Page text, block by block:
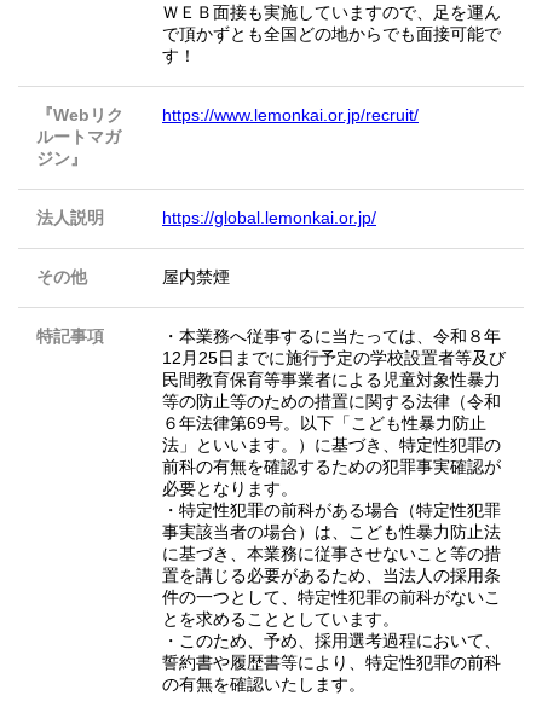
ＷＥＢ面接も実施していますので、足を運ん
で頂かずとも全国どの地からでも面接可能で
す！
『Webリク
ルートマガ
ジン』
https://www.lemonkai.or.jp/recruit/
法人説明 https://global.lemonkai.or.jp/
その他 屋内禁煙
特記事項
・本業務へ従事するに当たっては、令和８年
12月25日までに施行予定の学校設置者等及び
民間教育保育等事業者による児童対象性暴力
等の防止等のための措置に関する法律（令和
６年法律第69号。以下「こども性暴力防止
法」といいます。）に基づき、特定性犯罪の
前科の有無を確認するための犯罪事実確認が
必要となります。
・特定性犯罪の前科がある場合（特定性犯罪
事実該当者の場合）は、こども性暴力防止法
に基づき、本業務に従事させないこと等の措
置を講じる必要があるため、当法人の採用条
件の一つとして、特定性犯罪の前科がないこ
とを求めることとしています。
・このため、予め、採用選考過程において、
誓約書や履歴書等により、特定性犯罪の前科
の有無を確認いたします。